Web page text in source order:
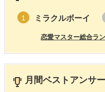
1 ミラクルボーイ
恋愛マスター総合ラ
月間ベストアンサ